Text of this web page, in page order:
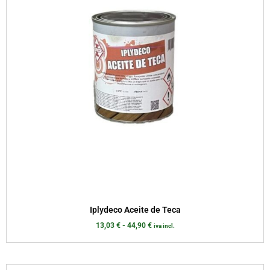
Iplydeco Aceite de Teca
13,03 € - 44,90 € iva incl.